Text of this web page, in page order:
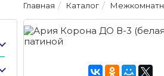
Главная Каталог